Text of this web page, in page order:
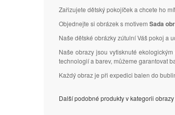
Zařizujete dětský pokojíček a chcete ho
Objednejte si obrázek s motivem Sada
Naše dětské obrázky zútulní Váš pokoj a
Naše obrazy jsou vytisknuté
technologií a barev, můžeme garantovat
Každý obraz je při expedici balen do
Další podobné produkty v kategorii